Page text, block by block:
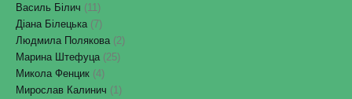
Василь Білич (11)
Діана Білецька (7)
Людмила Полякова (2)
Марина Штефуца (25)
Микола Фенцик (4)
Мирослав Калинич (1)